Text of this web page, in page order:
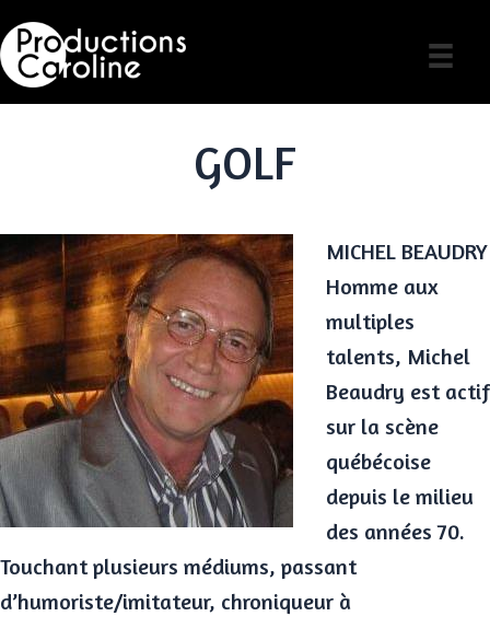
to
content
GOLF
MICHEL BEAUDRY
Homme aux
multiples
talents, Michel
Beaudry est actif
sur la scène
québécoise
depuis le milieu
des années 70.
Touchant plusieurs médiums, passant
d’humoriste/imitateur, chroniqueur à